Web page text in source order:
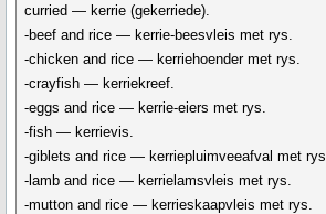
curried — kerrie (gekerriede).
-beef and rice — kerrie-beesvleis met rys.
-chicken and rice — kerriehoender met rys.
-crayfish — kerriekreef.
-eggs and rice — kerrie-eiers met rys.
-fish — kerrievis.
-giblets and rice — kerriepluimveeafval met rys.
-lamb and rice — kerrielamsvleis met rys.
-mutton and rice — kerrieskaapvleis met rys.